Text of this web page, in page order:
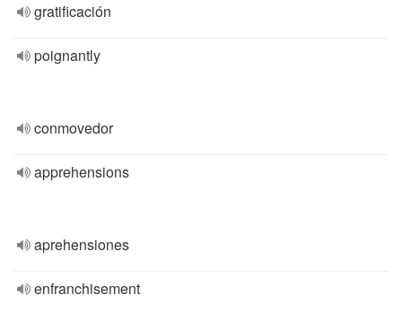
gratificación
poignantly
conmovedor
apprehensions
aprehensiones
enfranchisement